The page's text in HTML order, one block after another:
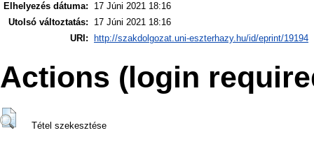
Elhelyezés dátuma:
17 Júni 2021 18:16
Utolsó változtatás:
17 Júni 2021 18:16
URI:
http://szakdolgozat.uni-eszterhazy.hu/id/eprint/19194
Actions (login
Tétel szekesztése